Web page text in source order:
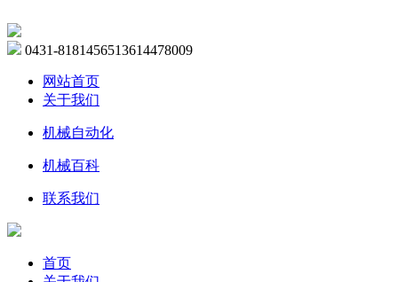
0431-8181456513614478009
网站首页
关于我们
机械自动化
机械百科
联系我们
首页